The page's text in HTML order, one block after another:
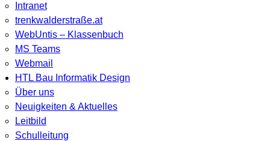
Intranet
trenkwalderstraße.at
WebUntis – Klassenbuch
MS Teams
Webmail
HTL Bau Informatik Design
Über uns
Neuigkeiten & Aktuelles
Leitbild
Schulleitung